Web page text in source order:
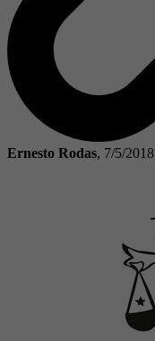
Ernesto Rodas, 7/5/2018